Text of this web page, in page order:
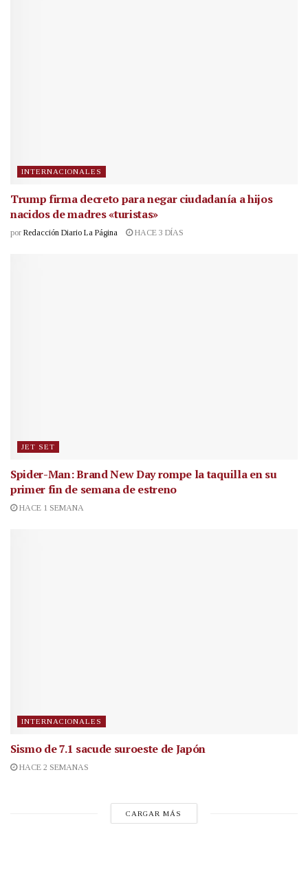
INTERNACIONALES
Trump firma decreto para negar ciudadanía a hijos
nacidos de madres «turistas»
por Redacción Diario La Página HACE 3 DÍAS
JET SET
Spider-Man: Brand New Day rompe la taquilla en su
primer fin de semana de estreno
HACE 1 SEMANA
INTERNACIONALES
Sismo de 7.1 sacude suroeste de Japón
HACE 2 SEMANAS
CARGAR MÁS